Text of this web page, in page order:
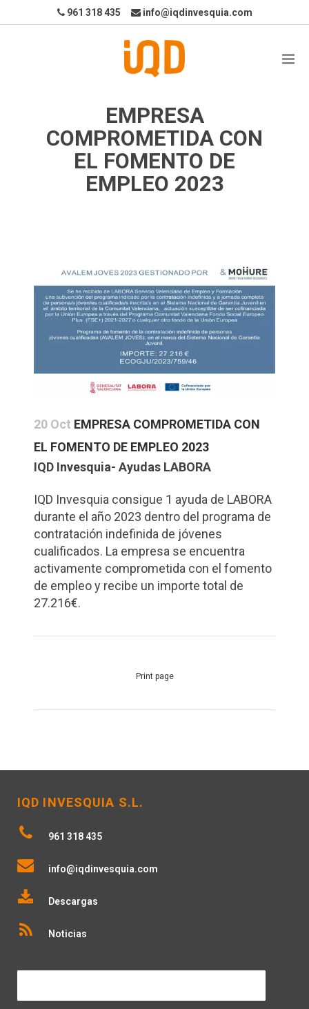
961 318 435 info@iqdinvesquia.com
EMPRESA
COMPROMETIDA CON
EL FOMENTO DE
EMPLEO 2023
20 Oct EMPRESA COMPROMETIDA CON
EL FOMENTO DE EMPLEO 2023
IQD Invesquia- Ayudas LABORA
IQD Invesquia consigue 1 ayuda de LABORA
durante el año 2023 dentro del programa de
contratación indefinida de jóvenes
cualificados. La empresa se encuentra
activamente comprometida con el fomento
de empleo y recibe un importe total de
27.216€.
Print page
IQD INVESQUIA S.L.
961 318 435
info@iqdinvesquia.com
Descargas
Noticias